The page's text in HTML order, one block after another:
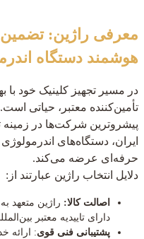
معرفی راژین:
هوشمند دستگاه
در مسیر تجهیز کلینیک خود با
تأمین‌کننده معتبر، حیاتی
پیشروترین شرکت‌ها در زمینه
ایران، دستگاه‌های
حرفه‌ای عرضه می‌کند.
دلایل انتخاب راژین عبارتند از:
اصالت کالا: راژین متعهد
دارای تاییدیه معتبر
پشتیبانی فنی قوی: ارائه